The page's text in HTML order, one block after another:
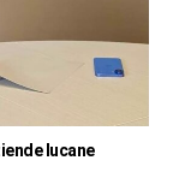
lucane